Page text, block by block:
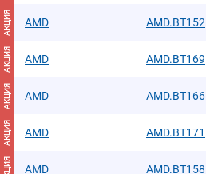
АКЦИЯ AMD AMD.BT152
АКЦИЯ AMD AMD.BT169
АКЦИЯ AMD AMD.BT166
АКЦИЯ AMD AMD.BT171
AMD AMD.BT158